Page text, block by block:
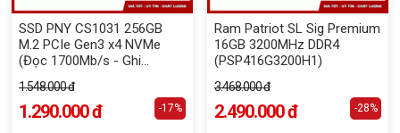
SSD PNY CS1031 256GB
M.2 PCIe Gen3 x4 NVMe
(Đọc 1700Mb/s - Ghi
1.548.000 đ
1.290.000 đ -17%
Ram Patriot SL Sig Premium
16GB 3200MHz DDR4
(PSP416G3200H1)
3.468.000 đ
2.490.000 đ -28%